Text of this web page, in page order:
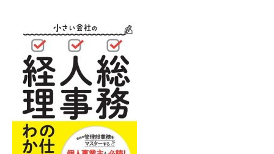
法人概要
お問合せ
English